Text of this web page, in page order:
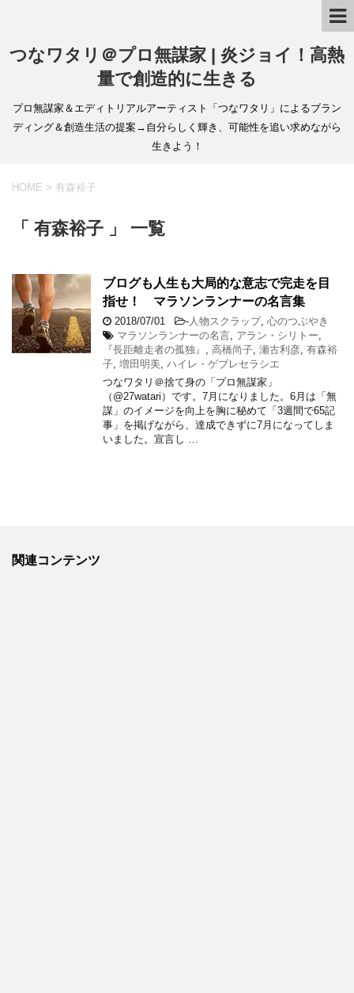
つなワタリ＠プロ無謀家 | 炎ジョイ！高熱
量で創造的に生きる
プロ無謀家＆エディトリアルアーティスト「つなワタリ」によるブラン
ディング＆創造生活の提案→自分らしく輝き、可能性を追い求めながら
生きよう！
HOME > 有森裕子
「 有森裕子 」 一覧
ブログも人生も大局的な意志で完走を目
指せ！ マラソンランナーの名言集
2018/07/01 - 人物スクラップ, 心のつぶやき
マラソンランナーの名言 アラン・シリトー
『長距離走者の孤独』
高橋尚子 瀬古利彦 有森裕
子 増田明美 ハイレ・ゲブレセラシエ
つなワタリ＠捨て身の「プロ無謀家」
（@27watari）です。7月になりました。6月は「無
謀」のイメージを向上を胸に秘めて「3週間で65記
事」を掲げながら、達成できずに7月になってしま
いました。宣言し …
関連コンテンツ